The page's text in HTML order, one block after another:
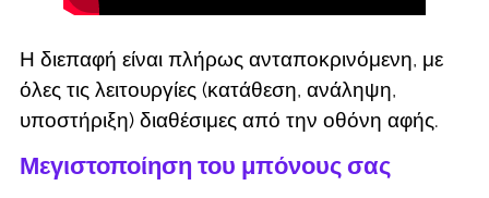
Η διεπαφή είναι πλήρως ανταποκρινόμενη, με
όλες τις λειτουργίες (κατάθεση, ανάληψη,
υποστήριξη) διαθέσιμες από την οθόνη αφής.
Μεγιστοποίηση του μπόνους σας